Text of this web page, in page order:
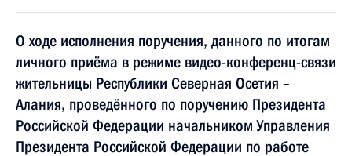
О ходе исполнения поручения, данного по итогам
личного приёма в режиме видео-конференц-связи
жительницы Республики Северная Осетия –
Алания, проведённого по поручению Президента
Российской Федерации начальником Управления
Президента Российской Федерации по работе